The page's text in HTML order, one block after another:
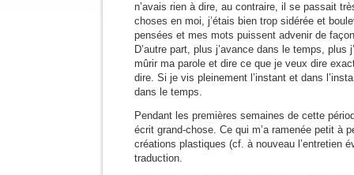
n’avais rien à dire, au contraire, il se passait
choses en moi, j’étais bien trop sidérée et
pensées et mes mots puissent advenir de
D’autre part, plus j’avance dans le temps, plus
mûrir ma parole et dire ce que je veux dire
dire. Si je vis pleinement l’instant et dans
dans le temps.
Pendant les premières semaines de cette
écrit grand-chose. Ce qui m’a ramenée petit à
créations plastiques (cf. à nouveau l’entretien
traduction.